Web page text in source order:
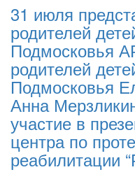
31 июля
родителей
Подмосковья
родителей
Подмосковья
Анна
участие в
центра по
реабилитации